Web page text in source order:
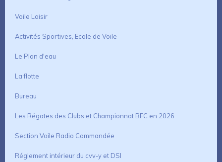
Voile Loisir
Activités Sportives, Ecole de Voile
Le Plan d'eau
La flotte
Bureau
Les Régates des Clubs et Championnat BFC en 2026
Section Voile Radio Commandée
Réglement intérieur du cvv-y et DSI